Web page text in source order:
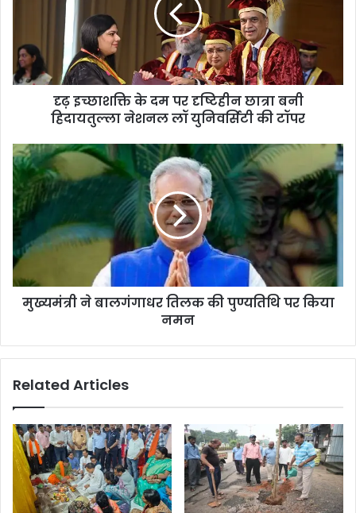
छात्रा
बनी
हिदायतुल्ला
की
टॉपर
दृढ़ इच्छाशक्ति के दम पर दृष्टिहीन छात्रा बनी
हिदायतुल्ला नेशनल लॉ युनिवर्सिटी की टॉपर
मुख्यमंत्री
ने
बालगंगाधर
तिलक
की
पुण्यतिथि
पर
किया
नमन
मुख्यमंत्री ने बालगंगाधर तिलक की पुण्यतिथि पर किया
नमन
Related Articles